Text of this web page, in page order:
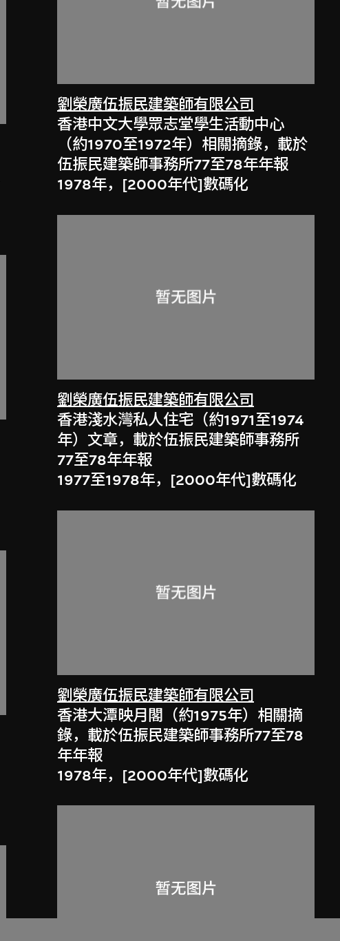
劉榮廣伍振民建築師有限公司
香港中文大學眾志堂學生活動中心
（約1970至1972年）相關摘錄，載於
伍振民建築師事務所77至78年年報
1978年，[2000年代]數碼化
劉榮廣伍振民建築師有限公司
香港淺水灣私人住宅（約1971至1974
年）文章，載於伍振民建築師事務所
77至78年年報
1977至1978年，[2000年代]數碼化
劉榮廣伍振民建築師有限公司
香港大潭映月閣（約1975年）相關摘
錄，載於伍振民建築師事務所77至78
年年報
1978年，[2000年代]數碼化